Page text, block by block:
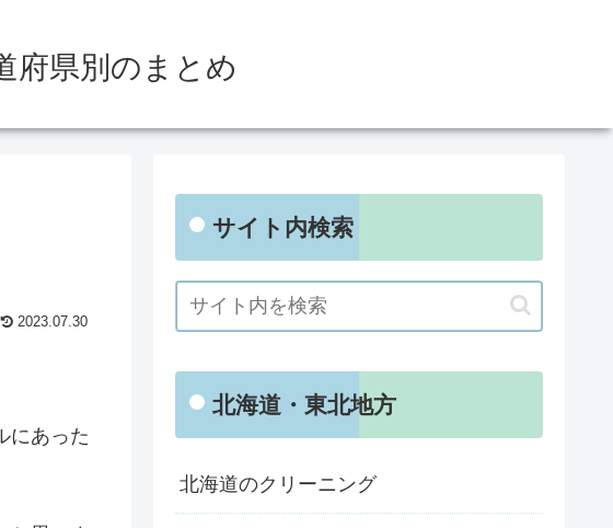
府県別のまとめ
2023.07.30
にあった
サイト内検索
北海道・東北地方
北海道のクリーニング